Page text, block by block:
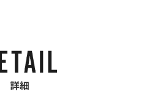
詳細